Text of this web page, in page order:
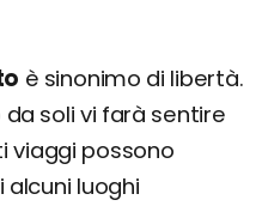
è sinonimo di libertà.
soli vi farà sentire
viaggi possono
luoghi